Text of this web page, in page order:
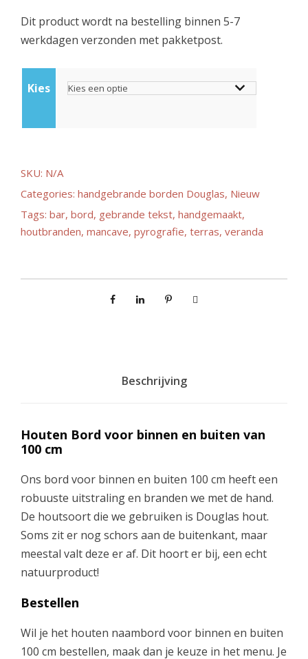
j
s
k
s
s
e
7
5
9
5
t
Dit product wordt na bestelling binnen 5-7
werkdagen verzonden met pakketpost.
Kies
SKU: N/A
Categories: handgebrande borden Douglas, Nieuw
Tags: bar, bord, gebrande tekst, handgemaakt,
houtbranden, mancave, pyrografie, terras, veranda
Beschrijving
Houten Bord voor binnen en buiten van
100 cm
Ons bord voor binnen en buiten 100 cm heeft een
robuuste uitstraling en branden we met de hand.
De houtsoort die we gebruiken is Douglas hout.
Soms zit er nog schors aan de buitenkant, maar
meestal valt deze er af. Dit hoort er bij, een echt
natuurproduct!
Bestellen
Wil je het houten naambord voor binnen en buiten
100 cm bestellen, maak dan je keuze in het menu. Je